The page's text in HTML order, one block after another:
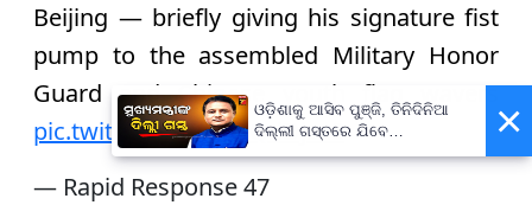
Beijing — briefly giving his signature fist
pump to the assembled Military Honor
Guard and Chinese youth flag wavers
pic.twitter.com/aDBQdDjsx8
— Rapid Response 47
×
ଓଡ଼ିଶାକୁ ଆସିବ ପୁଞ୍ଜି, ତିନିଦିନିଆ
ଦିଲ୍ଲୀ ଗସ୍ତରେ ଯିବେ
ମୁଖ୍ୟମନ୍ତ୍ରୀ ମୋହନ ମାଝୀ